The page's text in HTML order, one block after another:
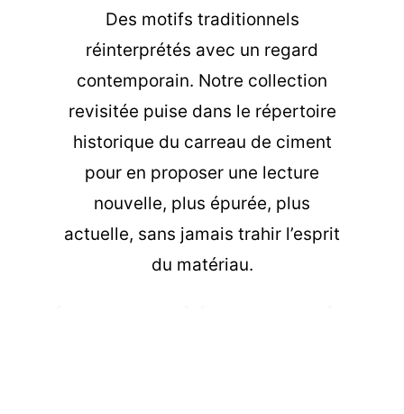
Des motifs traditionnels
réinterprétés avec un regard
contemporain. Notre collection
revisitée puise dans le répertoire
historique du carreau de ciment
pour en proposer une lecture
nouvelle, plus épurée, plus
actuelle, sans jamais trahir l’esprit
du matériau.